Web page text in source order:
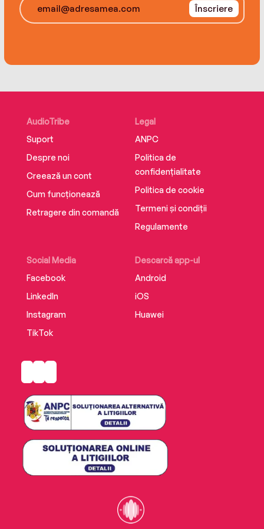
Înscriere
AudioTribe
Suport
Despre noi
Creează un cont
Cum funcționează
Retragere din comandă
Social Media
Facebook
LinkedIn
Instagram
TikTok
Descarcă app-ul
Android
iOS
Huawei
Legal
ANPC
Politica de
confidențialitate
Politica de cookie
Termeni și condiții
Regulamente